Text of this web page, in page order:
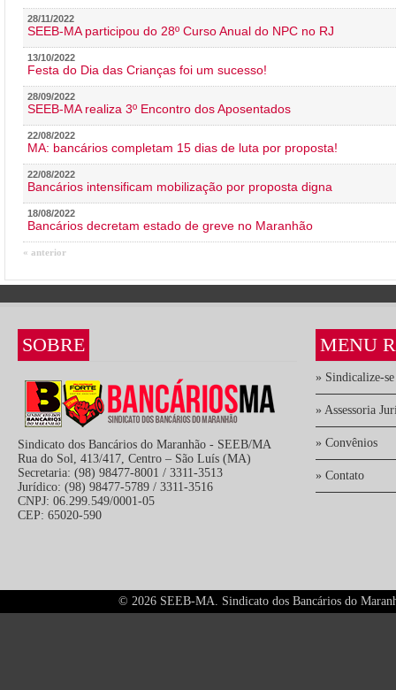
28/11/2022
SEEB-MA participou do 28º Curso Anual do NPC no RJ
13/10/2022
Festa do Dia das Crianças foi um sucesso!
28/09/2022
SEEB-MA realiza 3º Encontro dos Aposentados
22/08/2022
MA: bancários completam 15 dias de luta por proposta!
22/08/2022
Bancários intensificam mobilização por proposta digna
18/08/2022
Bancários decretam estado de greve no Maranhão
« anterior
SOBRE
Sindicato dos Bancários do Maranhão - SEEB/MA
Rua do Sol, 413/417, Centro – São Luís (MA)
Secretaria: (98) 98477-8001 / 3311-3513
Jurídico: (98) 98477-5789 / 3311-3516
CNPJ: 06.299.549/0001-05
CEP: 65020-590
MENU
» Sindicalize-se
» Assessoria
» Convênios
» Contato
© 2026 SEEB-MA. Sindicato dos Bancários do